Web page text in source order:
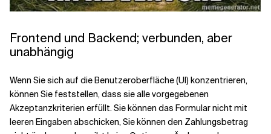
Frontend und Backend; verbunden, aber
unabhängig
Wenn Sie sich auf die Benutzeroberfläche (UI) konzentrieren,
können Sie feststellen, dass sie alle vorgegebenen
Akzeptanzkriterien erfüllt. Sie können das Formular nicht mit
leeren Eingaben abschicken, Sie können den Zahlungsbetrag